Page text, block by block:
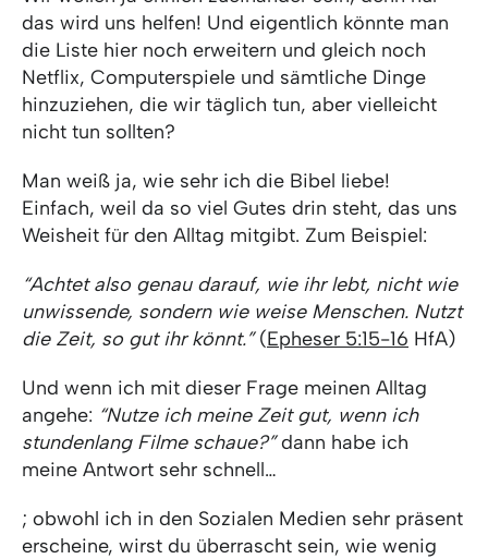
das wird uns helfen! Und eigentlich könnte man
die Liste hier noch erweitern und gleich noch
Netflix, Computerspiele und sämtliche Dinge
hinzuziehen, die wir täglich tun, aber vielleicht
nicht tun sollten?
Man weiß ja, wie sehr ich die Bibel liebe!
Einfach, weil da so viel Gutes drin steht, das uns
Weisheit für den Alltag mitgibt. Zum Beispiel:
“Achtet also genau darauf, wie ihr lebt, nicht wie
unwissende, sondern wie weise Menschen. Nutzt
die Zeit, so gut ihr könnt.”(Epheser 5:15-16 HfA)
Und wenn ich mit dieser Frage meinen Alltag
angehe: “Nutze ich meine Zeit gut, wenn ich
stundenlang Filme schaue?”dann habe ich
meine Antwort sehr schnell…
; obwohl ich in den Sozialen Medien sehr präsent
erscheine, wirst du überrascht sein, wie wenig